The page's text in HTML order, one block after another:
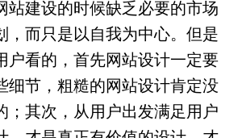
站建设的时候缺乏必要的市场
，而只是以自我为中心。但是
户看的，首先网站设计一定要
细节，粗糙的网站设计肯定没
；其次，从用户出发满足用户